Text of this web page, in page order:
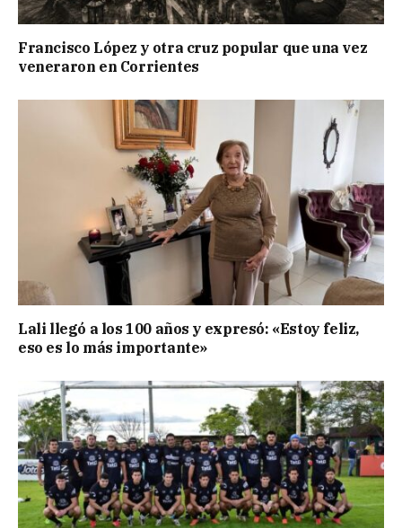
Francisco López y otra cruz popular que una vez
veneraron en Corrientes
Lali llegó a los 100 años y expresó: «Estoy feliz,
eso es lo más importante»